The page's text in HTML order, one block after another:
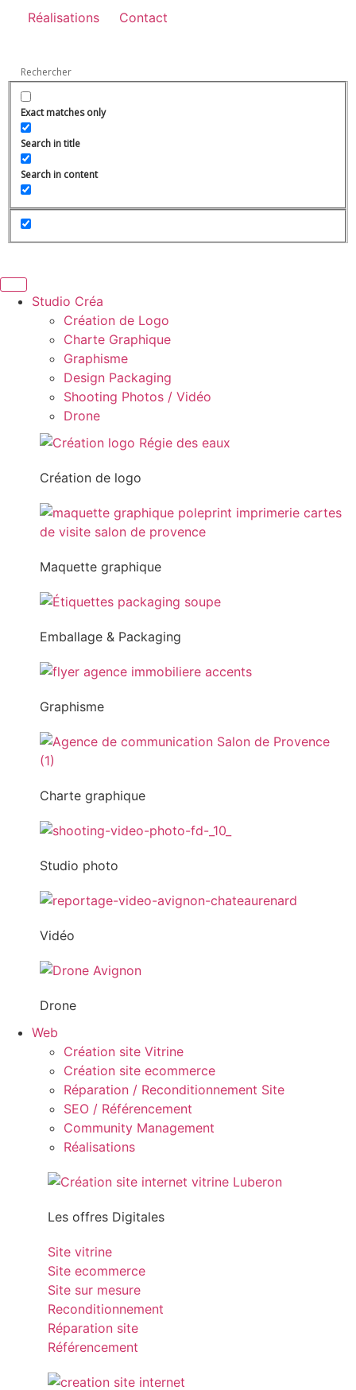
Réalisations Contact
Exact matches only
Search in title
Search in content
Studio Créa
Création de Logo
Charte Graphique
Graphisme
Design Packaging
Shooting Photos / Vidéo
Drone
Création de logo
Maquette graphique
Emballage & Packaging
Graphisme
Charte graphique
Studio photo
Vidéo
Drone
Web
Création site Vitrine
Création site ecommerce
Réparation / Reconditionnement Site
SEO / Référencement
Community Management
Réalisations
Les offres Digitales
Site vitrine
Site ecommerce
Site sur mesure
Reconditionnement
Réparation site
Référencement